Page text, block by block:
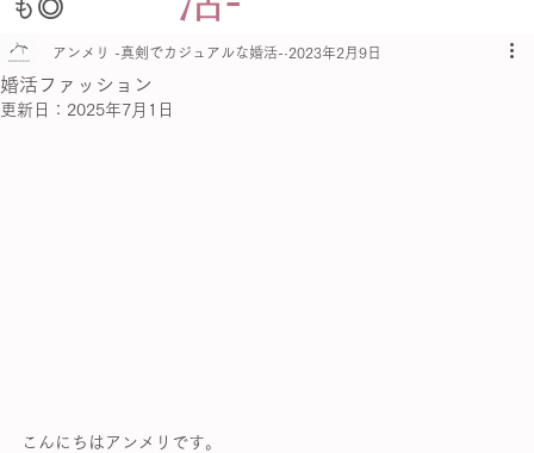
も◎
婚活ファッション
アンメリ -真剣でカジュアルな婚活- 2023年2月9日
更新日： 2025年7月1日
こんにちはアンメリです。